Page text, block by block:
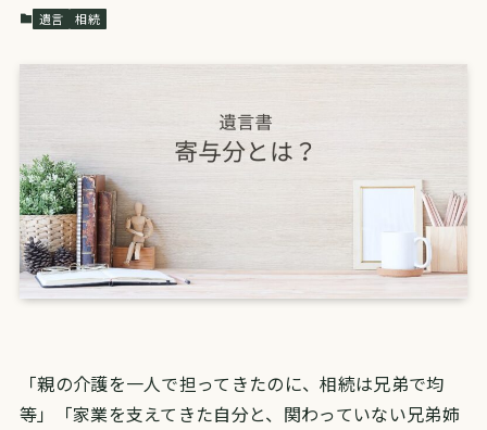
遺言 相続
「親の介護を一人で担ってきたのに、相続は兄弟で均
等」「家業を支えてきた自分と、関わっていない兄弟姉